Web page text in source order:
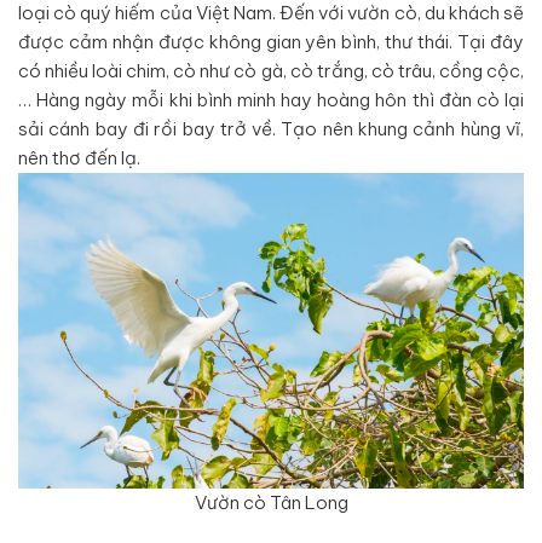
loại cò quý hiếm của Việt Nam. Đến với vườn cò, du khách sẽ
được cảm nhận được không gian yên bình, thư thái. Tại đây
có nhiều loài chim, cò như cò gà, cò trắng, cò trâu, cồng cộc,
… Hàng ngày mỗi khi bình minh hay hoàng hôn thì đàn cò lại
sải cánh bay đi rồi bay trở về. Tạo nên khung cảnh hùng vĩ,
nên thơ đến lạ.
Vườn cò Tân Long